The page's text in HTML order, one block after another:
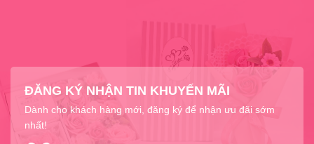
ĐĂNG KÝ NHẬN TIN KHUYẾN MÃI
Dành cho khách hàng mới, đăng ký để nhận ưu đãi sớm
nhất!